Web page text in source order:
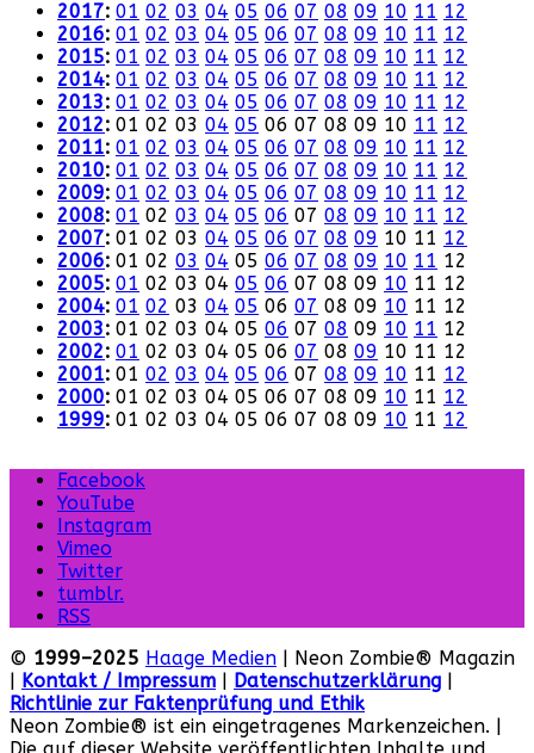
2017: 01 02 03 04 05 06 07 08 09 10 11 12
2016: 01 02 03 04 05 06 07 08 09 10 11 12
2015: 01 02 03 04 05 06 07 08 09 10 11 12
2014: 01 02 03 04 05 06 07 08 09 10 11 12
2013: 01 02 03 04 05 06 07 08 09 10 11 12
2012: 01 02 03 04 05 06 07 08 09 10 11 12
2011: 01 02 03 04 05 06 07 08 09 10 11 12
2010: 01 02 03 04 05 06 07 08 09 10 11 12
2009: 01 02 03 04 05 06 07 08 09 10 11 12
2008: 01 02 03 04 05 06 07 08 09 10 11 12
2007: 01 02 03 04 05 06 07 08 09 10 11 12
2006: 01 02 03 04 05 06 07 08 09 10 11 12
2005: 01 02 03 04 05 06 07 08 09 10 11 12
2004: 01 02 03 04 05 06 07 08 09 10 11 12
2003: 01 02 03 04 05 06 07 08 09 10 11 12
2002: 01 02 03 04 05 06 07 08 09 10 11 12
2001: 01 02 03 04 05 06 07 08 09 10 11 12
2000: 01 02 03 04 05 06 07 08 09 10 11 12
1999: 01 02 03 04 05 06 07 08 09 10 11 12
Facebook
YouTube
Instagram
Vimeo
Twitter
tumblr.
RSS
© 1999–2025 Haage Medien | Neon Zombie® Magazin
| Kontakt / Impressum | Datenschutzerklärung |
Richtlinie zur Faktenprüfung und Ethik
Neon Zombie® ist ein eingetragenes Markenzeichen. |
Die auf dieser Website veröffentlichten Inhalte und